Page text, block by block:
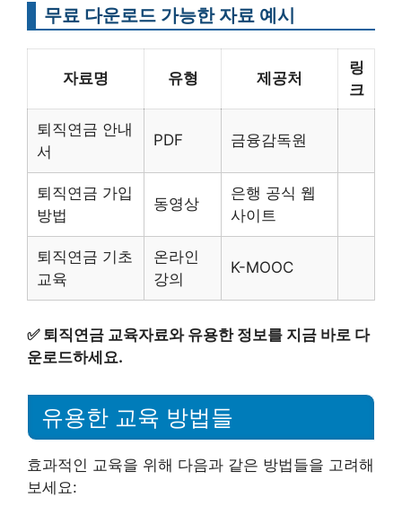
무료 다운로드 가능한 자료 예시
자료명 유형 제공처
링
크
퇴직연금 안내
서
PDF 금융감독원
퇴직연금 가입
방법
동영상
은행 공식 웹
사이트
퇴직연금 기초
교육
온라인
강의
K-MOOC
✅ 퇴직연금 교육자료와 유용한 정보를 지금 바로 다
운로드하세요.
유용한 교육 방법들
효과적인 교육을 위해 다음과 같은 방법들을 고려해
보세요: